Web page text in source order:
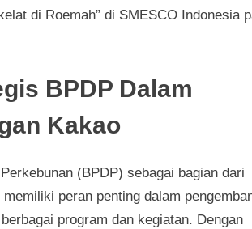
di Roemah” di SMESCO Indonesia
BPDP Dalam
Kakao
(BPDP) sebagai bagian dari
memiliki peran penting dalam
program dan kegiatan. Dengan